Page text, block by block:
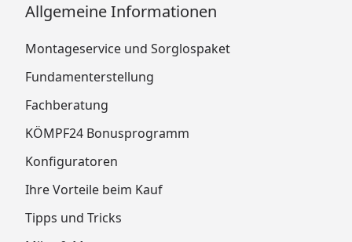
Allgemeine Informationen
Montageservice und Sorglospaket
Fundamenterstellung
Fachberatung
KÖMPF24 Bonusprogramm
Konfiguratoren
Ihre Vorteile beim Kauf
Tipps und Tricks